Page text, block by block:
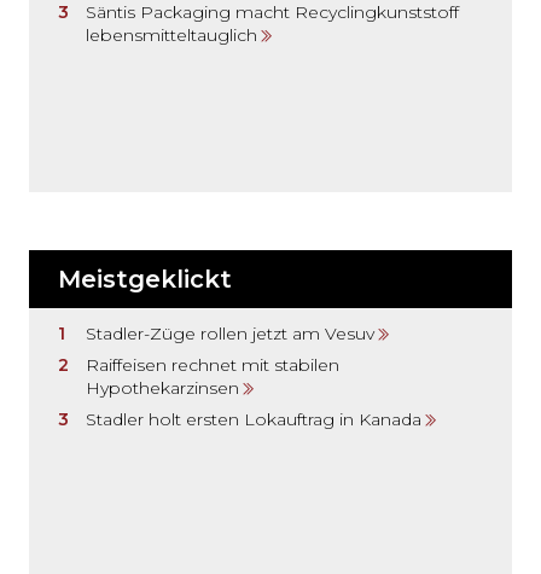
Säntis Packaging macht Recyclingkunststoff
lebensmitteltauglich
Meistgeklickt
Stadler-Züge rollen jetzt am Vesuv
Raiffeisen rechnet mit stabilen
Hypothekarzinsen
Stadler holt ersten Lokauftrag in Kanada